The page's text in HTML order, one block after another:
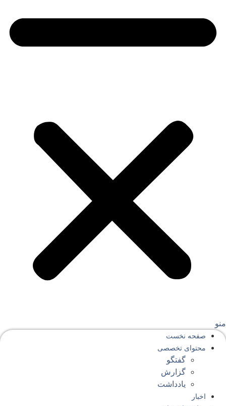
صفحه‌ نخست
محتوای‌ تخصصی
گفتگو
گزارش
یادداشت
اخبار